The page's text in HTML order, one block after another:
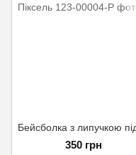
350 грн